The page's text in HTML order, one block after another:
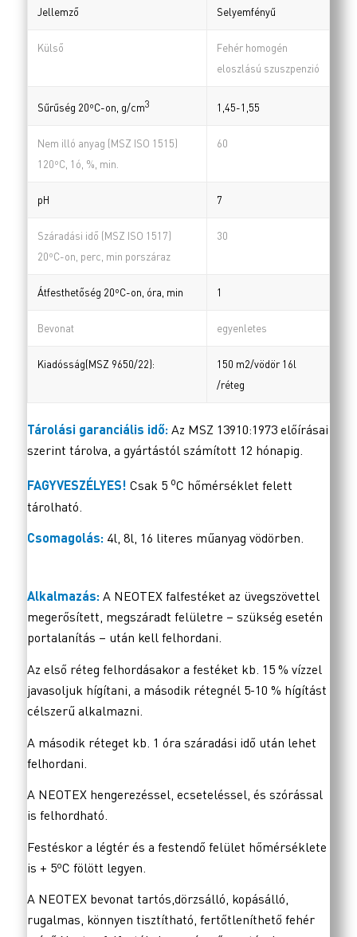
Jellemző Selyemfényű
Külső
Fehér homogén
eloszlású szuszpenzió
Sűrűség 20ºC-on, g/cm3 1,45-1,55
Nem illó anyag (MSZ ISO 1515)
120ºC, 1ó, %, min.
60
pH 7
Száradási idő (MSZ ISO 1517)
20ºC-on, perc, min porszáraz
30
Átfesthetőség 20ºC-on, óra, min 1
Bevonat egyenletes
Kiadósság(MSZ 9650/22):
150 m2/vödör 16l
/réteg
Tárolási garanciális idő: Az MSZ 13910:1973 előírásai
szerint tárolva, a gyártástól számított 12 hónapig.
FAGYVESZÉLYES! Csak 5 oC hőmérséklet felett
tárolható.
Csomagolás: 4l, 8l, 16 literes műanyag vödörben.
Alkalmazás: A NEOTEX falfestéket az üvegszövettel
megerősített, megszáradt felületre – szükség esetén
portalanítás – után kell felhordani.
Az első réteg felhordásakor a festéket kb. 15 % vízzel
javasoljuk hígítani, a második rétegnél 5-10 % hígítást
célszerű alkalmazni.
A második réteget kb. 1 óra száradási idő után lehet
felhordani.
A NEOTEX hengerezéssel, ecseteléssel, és szórással
is felhordható.
Festéskor a légtér és a festendő felület hőmérséklete
is + 5ºC fölött legyen.
A NEOTEX bevonat tartós,dörzsálló, kopásálló,
rugalmas, könnyen tisztítható, fertőtleníthető fehér